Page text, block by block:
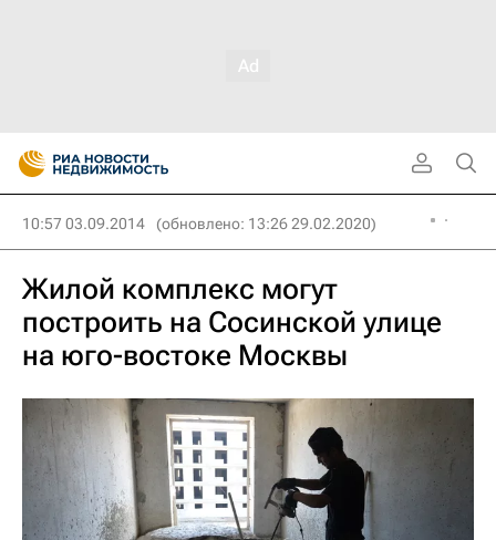
10:57 03.09.2014 (обновлено: 13:26 29.02.2020)
Жилой комплекс могут
построить на Сосинской улице
на юго-востоке Москвы